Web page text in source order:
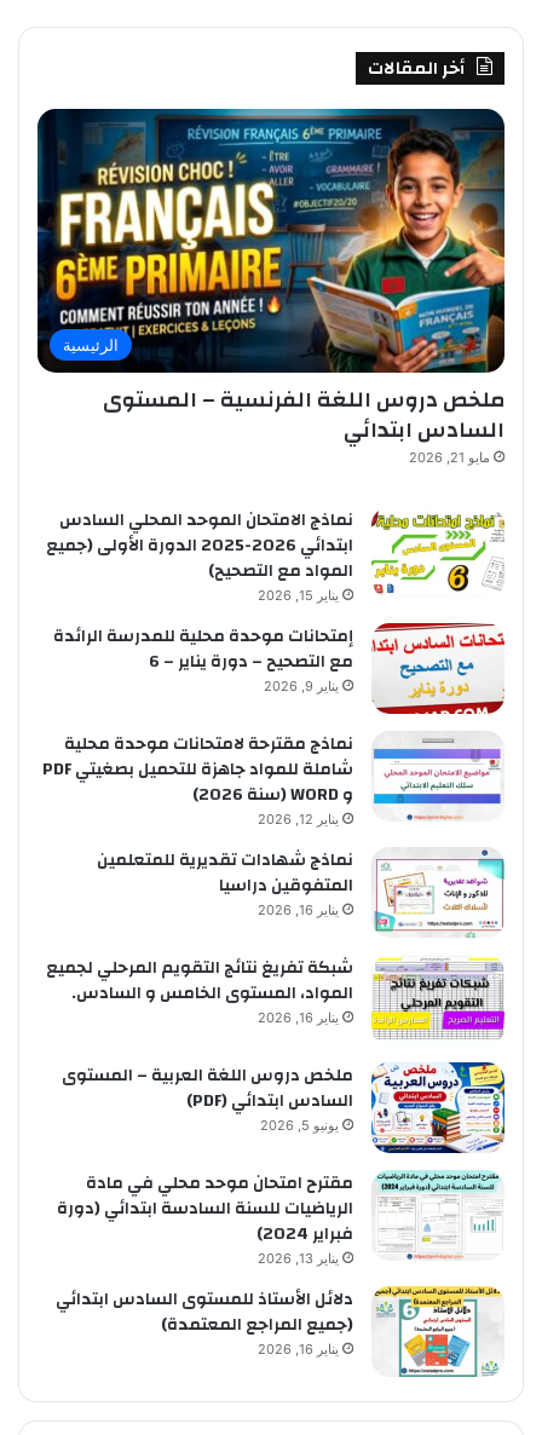
أخر المقالات
الرئيسية
ملخص دروس اللغة الفرنسية – المستوى
السادس ابتدائي
مايو 21, 2026
نماذج الامتحان الموحد المحلي السادس
ابتدائي 2026-2025 الدورة الأولى (جميع
المواد مع التصحيح)
يناير 15, 2026
إمتحانات موحدة محلية للمدرسة الرائدة
مع التصحيح – دورة يناير – 6
يناير 9, 2026
نماذج مقترحة لامتحانات موحدة محلية
شاملة للمواد جاهزة للتحميل بصغيتي PDF
و WORD (سنة 2026)
يناير 12, 2026
نماذج شهادات تقديرية للمتعلمين
المتفوقين دراسيا
يناير 16, 2026
شبكة تفريغ نتائج التقويم المرحلي لجميع
المواد، المستوى الخامس و السادس.
يناير 16, 2026
ملخص دروس اللغة العربية – المستوى
السادس ابتدائي (PDF)
يونيو 5, 2026
مقترح امتحان موحد محلي في مادة
الرياضيات للسنة السادسة ابتدائي (دورة
فبراير 2024)
يناير 13, 2026
دلائل الأستاذ للمستوى السادس ابتدائي
(جميع المراجع المعتمدة)
يناير 16, 2026